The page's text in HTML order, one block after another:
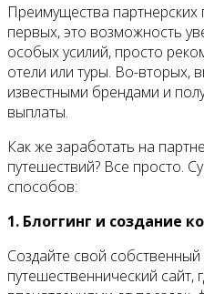
Преимущества
первых, это возможность
особых усилий, просто
отели или туры. Во-вторых,
известными брендами и
выплаты.
Как же заработать на
путешествий? Все просто.
способов:
1. Блоггинг и создание
Создайте свой собственный
путешественнический сайт,